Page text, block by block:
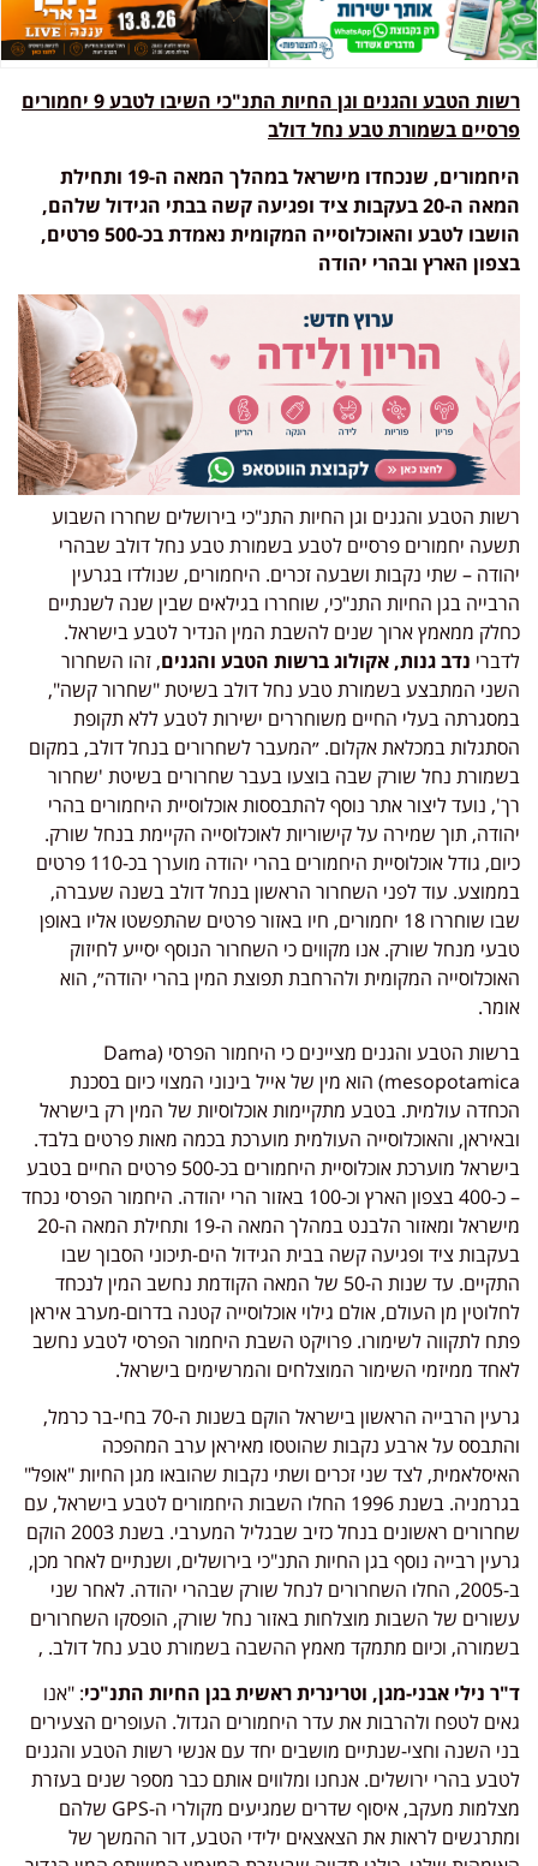
רשות הטבע והגנים וגן החיות התנ"כי השיבו לטבע 9 יחמורים
פרסיים בשמורת טבע נחל דולב
היחמורים, שנכחדו מישראל במהלך המאה ה-19 ותחילת
המאה ה-20 בעקבות ציד ופגיעה קשה בבתי הגידול שלהם,
הושבו לטבע והאוכלוסייה המקומית נאמדת בכ-500 פרטים,
בצפון הארץ ובהרי יהודה
רשות הטבע והגנים וגן החיות התנ"כי בירושלים שחררו השבוע
תשעה יחמורים פרסיים לטבע בשמורת טבע נחל דולב שבהרי
יהודה – שתי נקבות ושבעה זכרים. היחמורים, שנולדו בגרעין
הרבייה בגן החיות התנ"כי, שוחררו בגילאים שבין שנה לשנתיים
כחלק ממאמץ ארוך שנים להשבת המין הנדיר לטבע בישראל.
לדברי נדב גנות, אקולוג ברשות הטבע והגנים, זהו השחרור
השני המתבצע בשמורת טבע נחל דולב בשיטת "שחרור קשה",
במסגרתה בעלי החיים משוחררים ישירות לטבע ללא תקופת
הסתגלות במכלאת אקלום. ״המעבר לשחרורים בנחל דולב, במקום
בשמורת נחל שורק שבה בוצעו בעבר שחרורים בשיטת 'שחרור
רך', נועד ליצור אתר נוסף להתבססות אוכלוסיית היחמורים בהרי
יהודה, תוך שמירה על קישוריות לאוכלוסייה הקיימת בנחל שורק.
כיום, גודל אוכלוסיית היחמורים בהרי יהודה מוערך בכ-110 פרטים
בממוצע. עוד לפני השחרור הראשון בנחל דולב בשנה שעברה,
שבו שוחררו 18 יחמורים, חיו באזור פרטים שהתפשטו אליו באופן
טבעי מנחל שורק. אנו מקווים כי השחרור הנוסף יסייע לחיזוק
האוכלוסייה המקומית ולהרחבת תפוצת המין בהרי יהודה״, הוא
אומר.
ברשות הטבע והגנים מציינים כי היחמור הפרסי (Dama
mesopotamica) הוא מין של אייל בינוני המצוי כיום בסכנת
הכחדה עולמית. בטבע מתקיימות אוכלוסיות של המין רק בישראל
ובאיראן, והאוכלוסייה העולמית מוערכת בכמה מאות פרטים בלבד.
בישראל מוערכת אוכלוסיית היחמורים בכ-500 פרטים החיים בטבע
– כ-400 בצפון הארץ וכ-100 באזור הרי יהודה. היחמור הפרסי נכחד
מישראל ומאזור הלבנט במהלך המאה ה-19 ותחילת המאה ה-20
בעקבות ציד ופגיעה קשה בבית הגידול הים-תיכוני הסבוך שבו
התקיים. עד שנות ה-50 של המאה הקודמת נחשב המין לנכחד
לחלוטין מן העולם, אולם גילוי אוכלוסייה קטנה בדרום-מערב איראן
פתח לתקווה לשימורו. פרויקט השבת היחמור הפרסי לטבע נחשב
לאחד ממיזמי השימור המוצלחים והמרשימים בישראל.
גרעין הרבייה הראשון בישראל הוקם בשנות ה-70 בחי-בר כרמל,
והתבסס על ארבע נקבות שהוטסו מאיראן ערב המהפכה
האיסלאמית, לצד שני זכרים ושתי נקבות שהובאו מגן החיות "אופל"
בגרמניה. בשנת 1996 החלו השבות היחמורים לטבע בישראל, עם
שחרורים ראשונים בנחל כזיב שבגליל המערבי. בשנת 2003 הוקם
גרעין רבייה נוסף בגן החיות התנ"כי בירושלים, ושנתיים לאחר מכן,
ב-2005, החלו השחרורים לנחל שורק שבהרי יהודה. לאחר שני
עשורים של השבות מוצלחות באזור נחל שורק, הופסקו השחרורים
בשמורה, וכיום מתמקד מאמץ ההשבה בשמורת טבע נחל דולב. ,
ד"ר נילי אבני-מגן, וטרינרית ראשית בגן החיות התנ"כי: "אנו
גאים לטפח ולהרבות את עדר היחמורים הגדול. העופרים הצעירים
בני השנה וחצי-שנתיים מושבים יחד עם אנשי רשות הטבע והגנים
לטבע בהרי ירושלים. אנחנו ומלווים אותם כבר מספר שנים בעזרת
מצלמות מעקב, איסוף שדרים שמגיעים מקולרי ה-GPS שלהם
ומתרגשים לראות את הצאצאים ילידי הטבע, דור ההמשך של